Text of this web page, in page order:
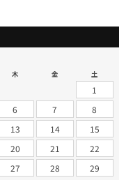
木 金 土
1
6 7
8
13 14
15
20 21
22
27 28
29